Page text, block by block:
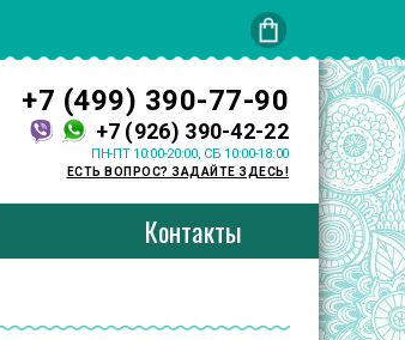
+7 (499) 390-77-90
+7 (926) 390-42-22
ПН-ПТ 10:00-20:00, СБ 10:00-18:00
ЕСТЬ ВОПРОС? ЗАДАЙТЕ ЗДЕСЬ!
Контакты